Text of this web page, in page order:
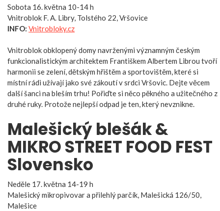
Sobota 16. května 10-14 h
Vnitroblok F. A. Libry, Tolstého 22, Vršovice
INFO: Vnitrobloky.cz
Vnitroblok obklopený domy navrženými významným českým
funkcionalistickým architektem Františkem Albertem Librou tvoří
harmonii se zelení, dětským hřištěm a sportovištěm, které si
místní rádi užívají jako své zákoutí v srdci Vršovic. Dejte věcem
další šanci na bleším trhu! Pořiďte si něco pěkného a užitečného z
druhé ruky. Protože nejlepší odpad je ten, který nevznikne.
Malešický blešák &
MIKRO STREET FOOD FEST
Slovensko
Neděle 17. května 14-19 h
Malešický mikropivovar a přilehlý parčík, Malešická 126/50,
Malešice